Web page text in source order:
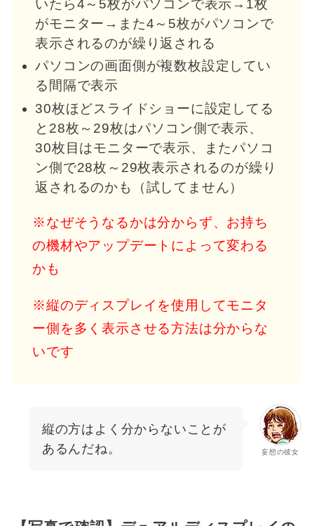
いたら4～5枚がパソコンで表示→1枚
がモニター→また4～5枚がパソコンで
表示されるのが繰り返される
パソコンの画面側が複数枚設定してい
る間隔で表示
30枚ほどスライドショーに設定してる
と28枚～29枚はパソコン側で表示、
30枚目はモニターで表示、またパソコ
ン側で28枚～29枚表示されるのが繰り
返されるのかも（試してません）
※なぜそうなるかは分からず、お持ち
の機材やアップデートによって変わる
かも
※縦のディスプレイを使用してモニタ
ー側を多く表示させる方法は分からな
いです
妄想の彼女
縦の方はよく分からないことが
あるんだね。